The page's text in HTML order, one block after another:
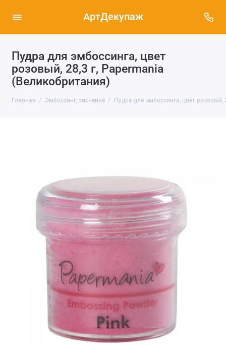
АртДекупаж
Пудра для эмбоссинга, цвет
розовый, 28,3 г, Papermania
(Великобритания)
Главная Эмбоссинг, тиснение Пудра для эмбоссинга, цвет